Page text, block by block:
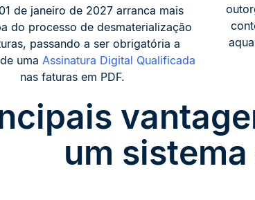
de janeiro de 2027 arranca mais
do processo de desmaterialização
passando a ser obrigatória a
umaAssinatura Digital Qualificada
nas faturas em PDF.
um sistema